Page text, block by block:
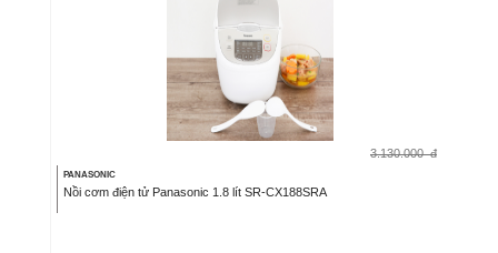
3.130.000 đ
PANASONIC
Nồi cơm điện tử Panasonic 1.8 lít SR-CX188SRA